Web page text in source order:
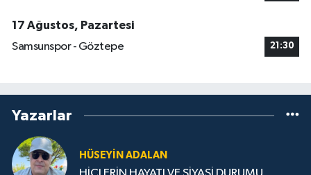
17 Ağustos, Pazartesi
Samsunspor - Göztepe
21:30
Yazarlar
HÜSEYIN ADALAN